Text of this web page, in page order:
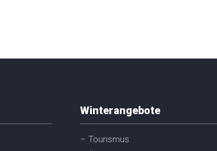
Winterangebote
– Tourismus